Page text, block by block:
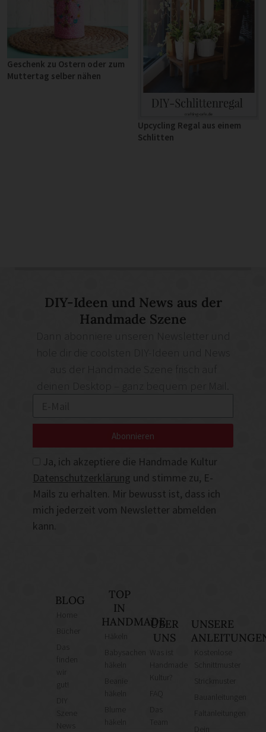
Geschenk zu Ostern oder zum
Muttertag selber nähen
Upcycling Regal aus einem
Schlitten
DIY-Ideen und News aus der
Handmade Szene
deinen Desktop – ganz bequem per Mail.
Ja, ich akzeptiere die Handmade Kultur
Datenschutzerklärung und stimme zu, E-
Mails zu erhalten. Mir bewusst ist, dass ich
mich jederzeit vom Newsletter abmelden
kann.
Abonnieren
BLOG
gut!
TOP
IN
HANDMADE
häkeln
häkeln
ÜBER
UNS
Was ist
Kultur?
Das
Team
UNSERE
Kostenlose
Schnittmuster
Strickmuster
Bauanleitungen
Faltanleitungen